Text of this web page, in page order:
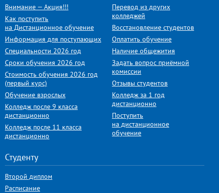
Внимание — Акция!!!
Как поступить
на Дистанционное обучение
Информация для поступающих
Специальности 2026 год
Сроки обучения 2026 год
Стоимость обучения 2026 год
(первый курс)
Обучение взрослых
Колледж после 9 класса
дистанционно
Колледж после 11 класса
дистанционно
Перевод из других
колледжей
Восстановление студентов
Оплатить обучение
Наличие общежития
Задать вопрос приёмной
комиссии
Отзывы студентов
Колледж за 1 год
дистанционно
Поступить
на дистанционное
обучение
Студенту
Второй диплом
Расписание